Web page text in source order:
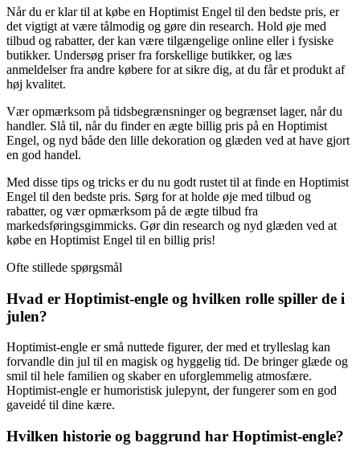
Når du er klar til at købe en Hoptimist Engel til den bedste pris, er
det vigtigt at være tålmodig og gøre din research. Hold øje med
tilbud og rabatter, der kan være tilgængelige online eller i fysiske
butikker. Undersøg priser fra forskellige butikker, og læs
anmeldelser fra andre købere for at sikre dig, at du får et produkt af
høj kvalitet.
Vær opmærksom på tidsbegrænsninger og begrænset lager, når du
handler. Slå til, når du finder en ægte billig pris på en Hoptimist
Engel, og nyd både den lille dekoration og glæden ved at have gjort
en god handel.
Med disse tips og tricks er du nu godt rustet til at finde en Hoptimist
Engel til den bedste pris. Sørg for at holde øje med tilbud og
rabatter, og vær opmærksom på de ægte tilbud fra
markedsføringsgimmicks. Gør din research og nyd glæden ved at
købe en Hoptimist Engel til en billig pris!
Ofte stillede spørgsmål
Hvad er Hoptimist-engle og hvilken rolle spiller de i
julen?
Hoptimist-engle er små nuttede figurer, der med et trylleslag kan
forvandle din jul til en magisk og hyggelig tid. De bringer glæde og
smil til hele familien og skaber en uforglemmelig atmosfære.
Hoptimist-engle er humoristisk julepynt, der fungerer som en god
gaveidé til dine kære.
Hvilken historie og baggrund har Hoptimist-engle?